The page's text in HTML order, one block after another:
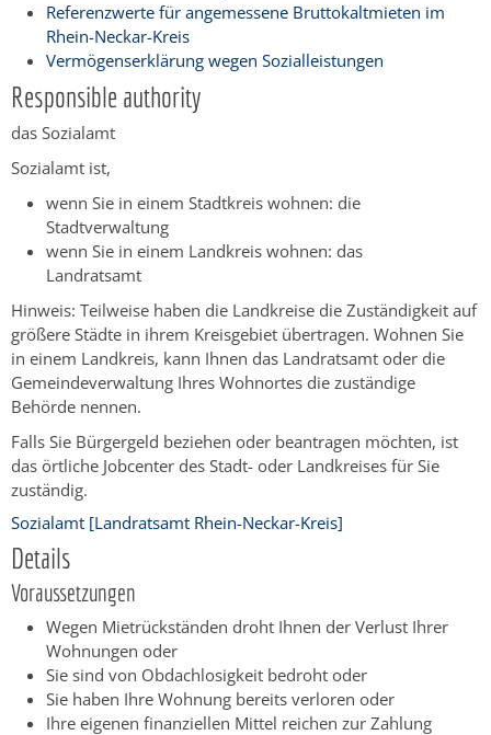
Referenzwerte für angemessene Bruttokaltmieten im
Rhein-Neckar-Kreis
Vermögenserklärung wegen Sozialleistungen
Responsible authority
das Sozialamt
Sozialamt ist,
wenn Sie in einem Stadtkreis wohnen: die
Stadtverwaltung
wenn Sie in einem Landkreis wohnen: das
Landratsamt
Hinweis: Teilweise haben die Landkreise die Zuständigkeit auf
größere Städte in ihrem Kreisgebiet übertragen. Wohnen Sie
in einem Landkreis, kann Ihnen das Landratsamt oder die
Gemeindeverwaltung Ihres Wohnortes die zuständige
Behörde nennen.
Falls Sie Bürgergeld beziehen oder beantragen möchten, ist
das örtliche Jobcenter des Stadt- oder Landkreises für Sie
zuständig.
Sozialamt [Landratsamt Rhein-Neckar-Kreis]
Details
Voraussetzungen
Wegen Mietrückständen droht Ihnen der Verlust Ihrer
Wohnungen oder
Sie sind von Obdachlosigkeit bedroht oder
Sie haben Ihre Wohnung bereits verloren oder
Ihre eigenen finanziellen Mittel reichen zur Zahlung